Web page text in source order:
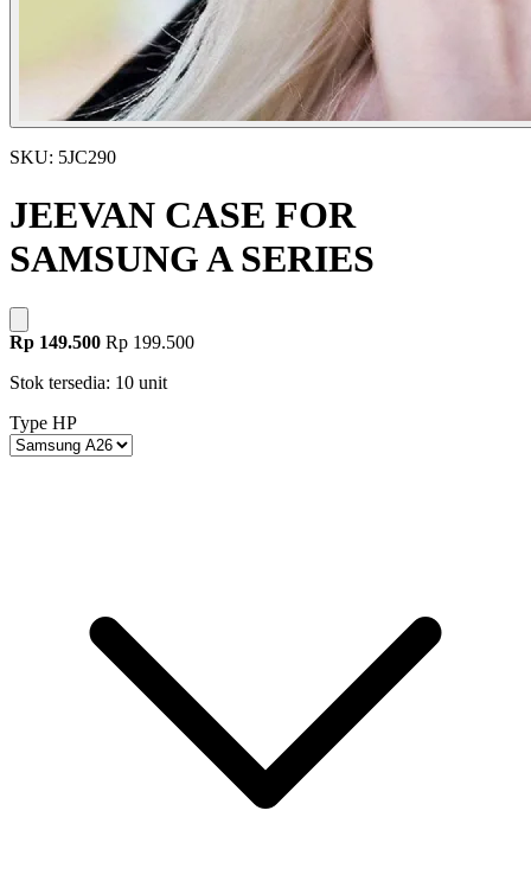
SKU: 5JC290
JEEVAN CASE FOR
SAMSUNG A SERIES
Rp 149.500 Rp 199.500
Stok tersedia: 10 unit
Type HP